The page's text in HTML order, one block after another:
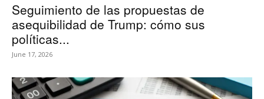
Seguimiento de las propuestas de
asequibilidad de Trump: cómo sus
políticas...
June 17, 2026